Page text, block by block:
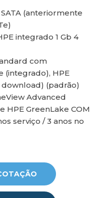
(anteriormente
integrado 1 Gb 4
com
(integrado), HPE
(padrão)
Advanced
HPE GreenLake COM
serviço / 3 anos no